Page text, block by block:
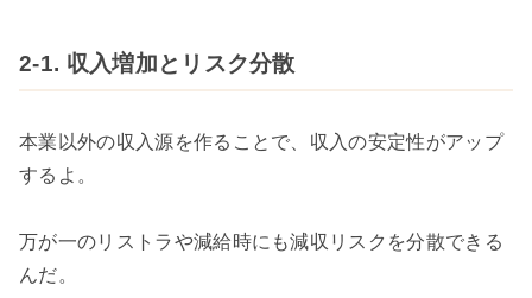
2-1. 収入増加とリスク分散
本業以外の収入源を作ることで、収入の安定性がアップ
するよ。
万が一のリストラや減給時にも減収リスクを分散できる
んだ。